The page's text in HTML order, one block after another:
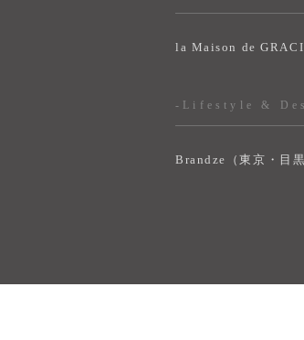
la Maison de
-Lifestyle &
Brandze（東京・目黒